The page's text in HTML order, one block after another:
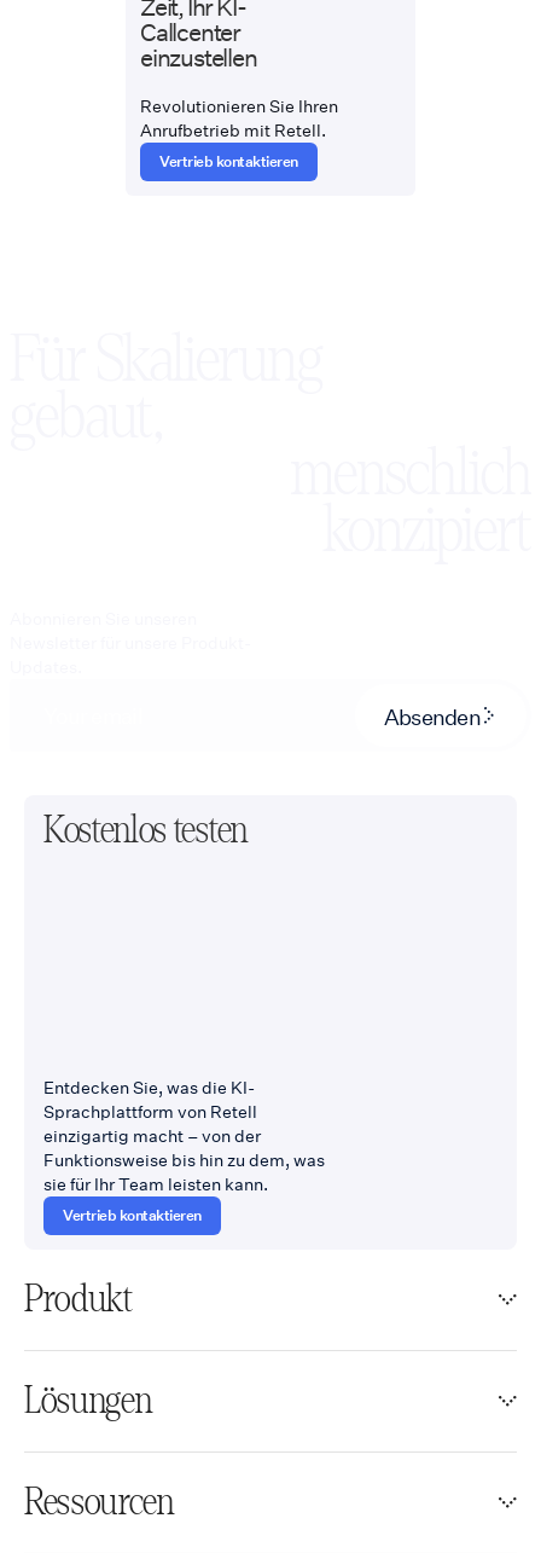
Callcenter
einzustellen
Revolutionieren Sie Ihren
Anrufbetrieb mit Retell.
Vertrieb kontaktieren
Absenden
Kostenlos testen
Entdecken Sie, was die KI-
Sprachplattform von Retell
einzigartig macht – von der
Funktionsweise bis hin zu dem, was
sie für Ihr Team leisten kann.
Vertrieb kontaktieren
Produkt
Lösungen
Ressourcen